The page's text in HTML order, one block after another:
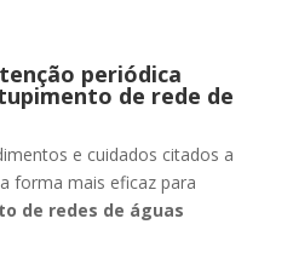
periódica
de rede de
e cuidados citados a
forma mais eficaz para
de redes de águas